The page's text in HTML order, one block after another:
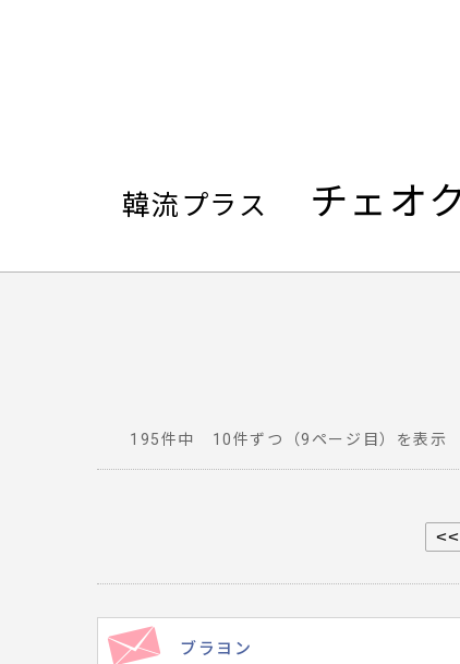
韓流プラス チェオ
組
れ
195件中 10件ずつ（9ページ目）を表示
<<
ブラヨン